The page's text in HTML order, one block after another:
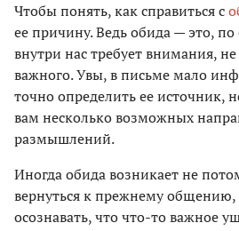
Чтобы понять, как справиться с
ее причину. Ведь обида — это, по
внутри нас требует внимания, не
важного. Увы, в письме мало
точно определить ее источник,
вам несколько возможных
размышлений.
Иногда обида возникает не
вернуться к прежнему общению,
осознавать, что что-то важное